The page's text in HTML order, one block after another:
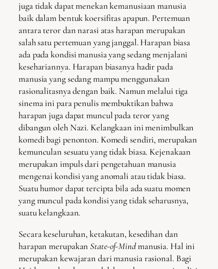
juga tidak dapat menekan kemanusiaan manusia
baik dalam bentuk koersifitas apapun. Pertemuan
antara teror dan narasi atas harapan merupakan
salah satu pertemuan yang janggal. Harapan biasa
ada pada kondisi manusia yang sedang menjalani
kesehariannya. Harapan biasanya hadir pada
manusia yang sedang mampu menggunakan
rasionalitasnya dengan baik. Namun melalui tiga
sinema ini para penulis membuktikan bahwa
harapan juga dapat muncul pada teror yang
dibangun oleh Nazi. Kelangkaan ini menimbulkan
komedi bagi penonton. Komedi sendiri, merupakan
kemunculan sesuatu yang tidak biasa. Kejenakaan
merupakan impuls dari pengetahuan manusia
mengenai kondisi yang anomali atau tidak biasa.
Suatu humor dapat tercipta bila ada suatu momen
yang muncul pada kondisi yang tidak seharusnya,
suatu kelangkaan.
Secara keseluruhan, ketakutan, kesedihan dan
harapan merupakanState-of-Mindmanusia. Hal ini
merupakan kewajaran dari manusia rasional. Bagi